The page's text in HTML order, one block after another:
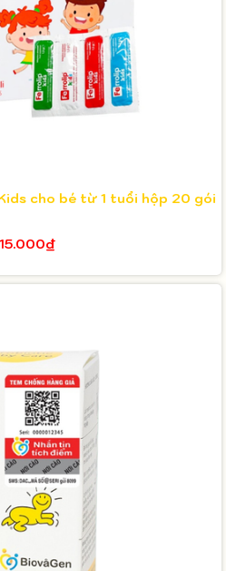
cho bé từ 1 tuổi hộp 20 gói